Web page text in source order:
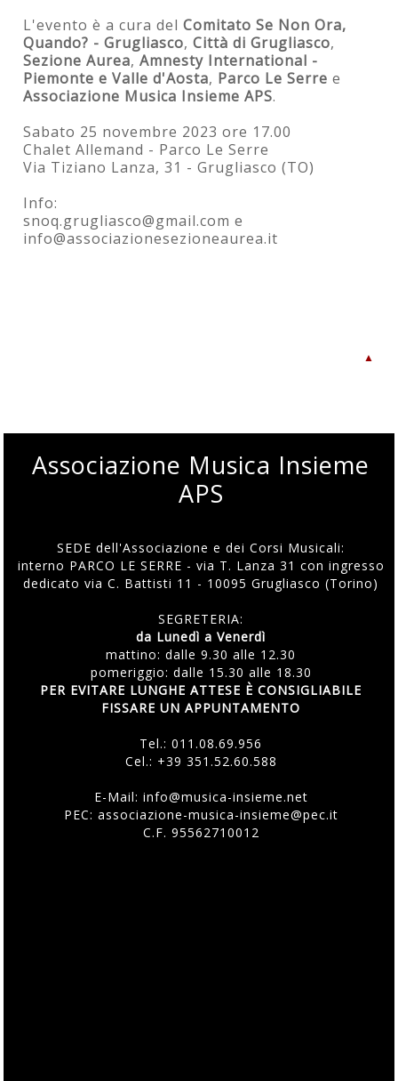
L'evento è a cura delComitato Se Non Ora,
Quando? - Grugliasco,Città di Grugliasco,
Sezione Aurea,Amnesty International -
Piemonte e Valle d'Aosta, Parco Le Serre e
Associazione Musica Insieme APS.
Sabato 25 novembre 2023 ore 17.00
Chalet Allemand - Parco Le Serre
Via Tiziano Lanza, 31 - Grugliasco (TO)
Info:
snoq.grugliasco@gmail.com e
info@associazionesezioneaurea.it
▲
Associazione Musica Insieme
APS
SEDE dell'Associazione e dei Corsi Musicali:
interno PARCO LE SERRE - via T. Lanza 31 con ingresso
dedicato via C. Battisti 11 - 10095 Grugliasco (Torino)
SEGRETERIA:
da Lunedì a Venerdì
mattino: dalle 9.30 alle 12.30
pomeriggio: dalle 15.30 alle 18.30
PER EVITARE LUNGHE ATTESE È CONSIGLIABILE
FISSARE UN APPUNTAMENTO
Tel.:011.08.69.956
Cel.: +39 351.52.60.588
E-Mail: info@musica-insieme.net
PEC: associazione-musica-insieme@pec.it
C.F. 95562710012